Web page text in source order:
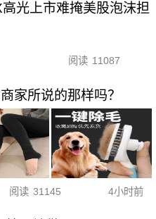
光上市难掩美股泡沫担
阅读 11087
家所说的那样吗？
阅读 31145 4小时前